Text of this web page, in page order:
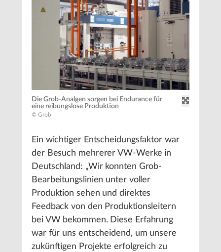
Die Grob-Analgen sorgen bei Endurance für
eine reibungslose Produktion
© Grob
Ein wichtiger Entscheidungsfaktor war
der Besuch mehrerer VW-Werke in
Deutschland: „Wir konnten Grob-
Bearbeitungslinien unter voller
Produktion sehen und direktes
Feedback von den Produktionsleitern
bei VW bekommen. Diese Erfahrung
war für uns entscheidend, um unsere
zukünftigen Projekte erfolgreich zu